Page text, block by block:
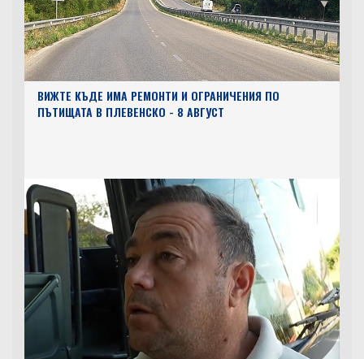
ВИЖТЕ КЪДЕ ИМА РЕМОНТИ И ОГРАНИЧЕНИЯ ПО
ПЪТИЩАТА В ПЛЕВЕНСКО - 8 АВГУСТ